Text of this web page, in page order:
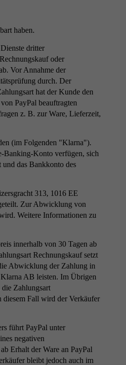
haben.
dritter
oder
Vor Annahme der
durch. Der
hat der Kunde den
PayPal beauftragten
z. B. zur Ware, Lieferzeit,
(im Folgenden "Klarna").
Banking-Konto verfügen, sich
das Bankkonto des
313, 1016 EE
Zur Abwicklung von
Weitere Informationen zu
innerhalb von 30 Tagen ab
Rechnungskauf setzt
Abwicklung der Zahlung in
AB leisten. Im Übrigen
Zahlungsart
diesem Fall wird der Verkäufer
führt PayPal unter
negativen
Erhalt der Ware an PayPal
bleibt jedoch auch im